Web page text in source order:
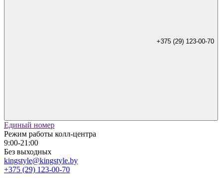
+375 (29) 123-00-70
Единый номер
Режим работы колл-центра
9:00-21:00
Без выходных
kingstyle@kingstyle.by
+375 (29) 123-00-70